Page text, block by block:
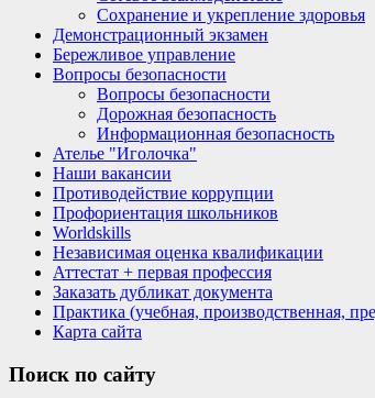
Сохранение и укрепление здоровья
Демонстрационный экзамен
Бережливое управление
Вопросы безопасности
Вопросы безопасности
Дорожная безопасность
Информационная безопасность
Ателье "Иголочка"
Наши вакансии
Противодействие коррупции
Профориентация школьников
Worldskills
Независимая оценка квалификации
Аттестат + первая профессия
Заказать дубликат документа
Практика (учебная, производственная,
Карта сайта
Поиск по сайту